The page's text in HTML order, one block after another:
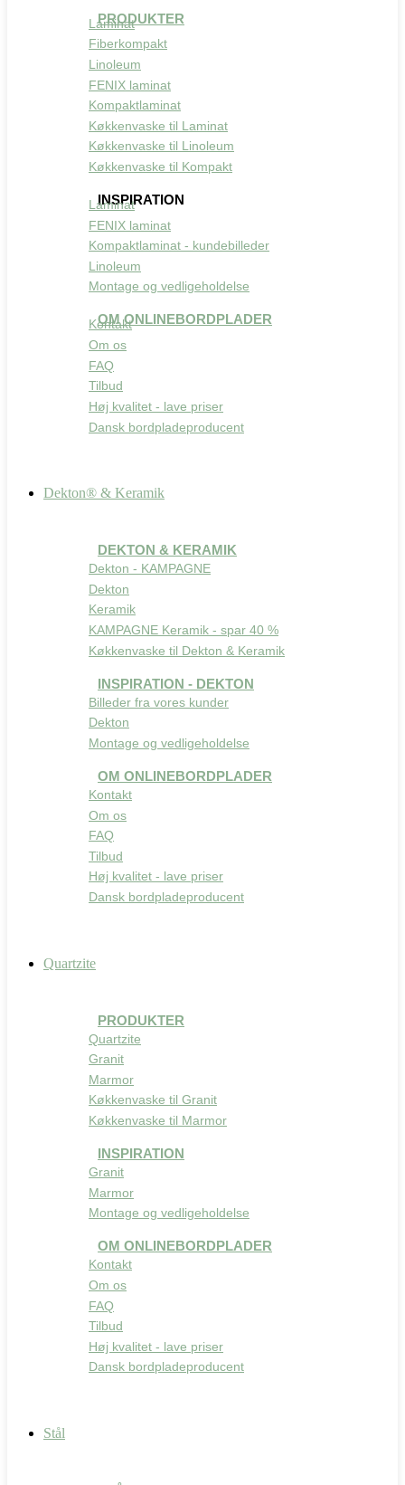
PRODUKTER
Laminat
Fiberkompakt
Linoleum
FENIX laminat
Kompaktlaminat
Køkkenvaske til Laminat
Køkkenvaske til Linoleum
Køkkenvaske til Kompakt
INSPIRATION
Laminat
FENIX laminat
Kompaktlaminat - kundebilleder
Linoleum
Montage og vedligeholdelse
OM ONLINEBORDPLADER
Kontakt
Om os
FAQ
Tilbud
Høj kvalitet - lave priser
Dansk bordpladeproducent
Dekton® & Keramik
DEKTON & KERAMIK
Dekton - KAMPAGNE
Dekton
Keramik
KAMPAGNE Keramik - spar 40 %
Køkkenvaske til Dekton & Keramik
INSPIRATION - DEKTON
Billeder fra vores kunder
Dekton
Montage og vedligeholdelse
OM ONLINEBORDPLADER
Kontakt
Om os
FAQ
Tilbud
Høj kvalitet - lave priser
Dansk bordpladeproducent
Quartzite
PRODUKTER
Quartzite
Granit
Marmor
Køkkenvaske til Granit
Køkkenvaske til Marmor
INSPIRATION
Granit
Marmor
Montage og vedligeholdelse
OM ONLINEBORDPLADER
Kontakt
Om os
FAQ
Tilbud
Høj kvalitet - lave priser
Dansk bordpladeproducent
Stål